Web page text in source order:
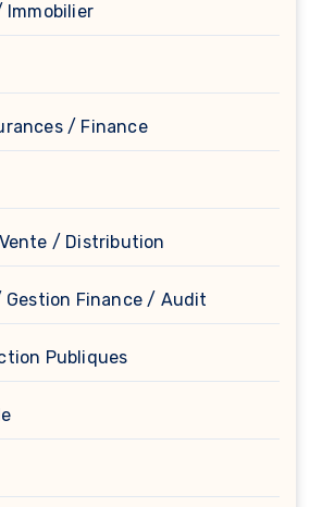
/ Finance
/ Distribution
Finance / Audit
Publiques